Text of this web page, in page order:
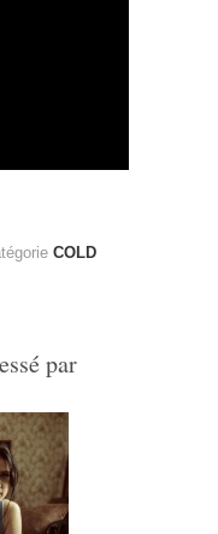
COLD
par